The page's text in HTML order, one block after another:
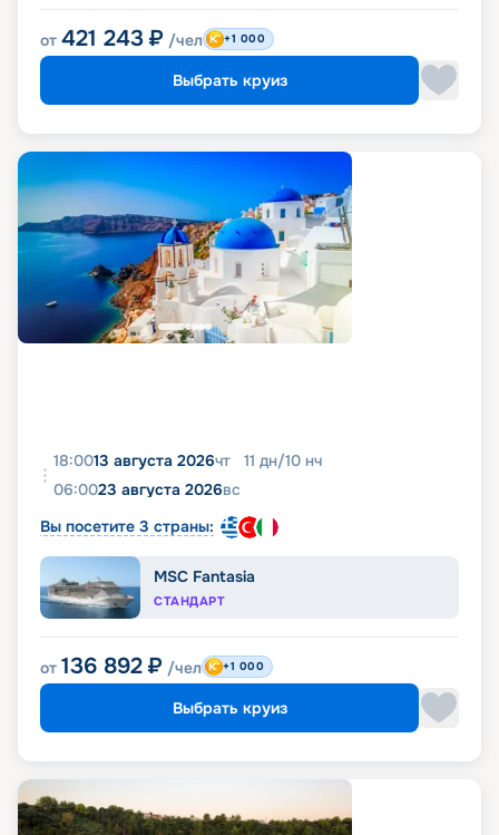
от 421 243 ₽ /чел +1 000
Выбрать круиз
18:0013 августа 2026чт 11 дн/10 нч
06:0023 августа 2026вс
Вы посетите 3 страны:
MSC Fantasia
СТАНДАРТ
от 136 892 ₽ /чел +1 000
Выбрать круиз